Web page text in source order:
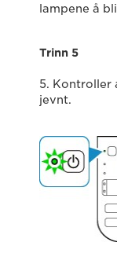
lampene å
Trinn 5
5. Kontroller
jevnt.